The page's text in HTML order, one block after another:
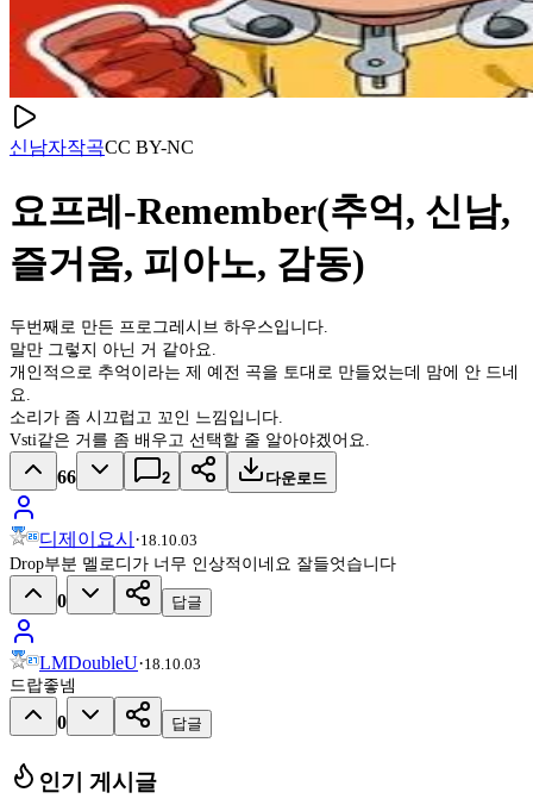
신남자작곡CC BY-NC
요프레-Remember(추억, 신남,
즐거움, 피아노, 감동)
두번째로 만든 프로그레시브 하우스입니다.
말만 그렇지 아닌 거 같아요.
개인적으로 추억이라는 제 예전 곡을 토대로 만들었는데 맘에 안 드네
요.
소리가 좀 시끄럽고 꼬인 느낌입니다.
Vsti같은 거를 좀 배우고 선택할 줄 알아야겠어요.
66 2 다운로드
디제이요시 ·18.10.03
Drop부분 멜로디가 너무 인상적이네요 잘들엇습니다
0 답글
LMDoubleU·18.10.03
드랍좋넴
0 답글
인기 게시글